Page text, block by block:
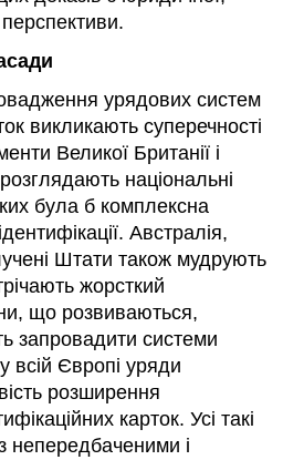
перспективи.
урядових систем
викликають суперечності
Великої Британії і
національні
була б комплексна
Австралія,
Штати також мудрують
жорсткий
що розвиваються,
запровадити системи
у всій Європі уряди
розширення
карток. Усі такі
з непередбаченими і